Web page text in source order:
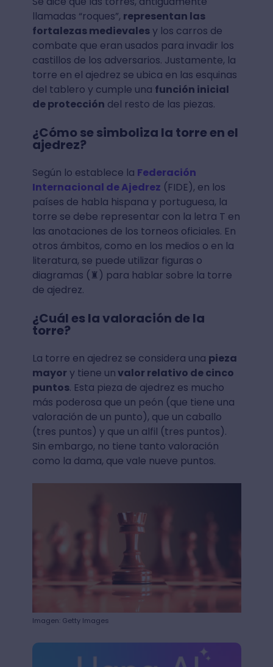
llamadas “roques”, representan las
fortalezas medievalesy los carros de
combate que eran usados para invadir los
castillos de los adversarios. Justamente, la
torre en el ajedrez se ubica en las esquinas
del tablero y cumple una función inicial
de protección del resto de las piezas.
¿Cómo se simboliza la torre en el
ajedrez?
Según lo establece la Federación
Internacional de Ajedrez (FIDE), en los
países de habla hispana y portuguesa, la
torre se debe representar con la letra T en
las anotaciones de los torneos oficiales. En
otros ámbitos, como en los medios o en la
literatura, se puede utilizar figuras o
diagramas (♜) para hablar sobre la torre
de ajedrez.
¿Cuál es la valoración de la
torre?
La torre en ajedrez se considera una pieza
mayor y tiene unvalor relativo de cinco
puntos. Esta pieza de ajedrez es mucho
más poderosa que un peón (que tiene una
valoración de un punto), que un caballo
(tres puntos) y que un alfil (tres puntos).
Sin embargo, no tiene tanto valoración
como la dama, que vale nueve puntos.
Imagen: Getty Images